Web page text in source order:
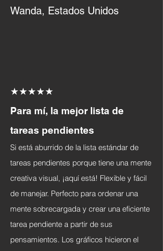
Wanda, Estados Unidos
★★★★★
Para mí, la mejor lista de
tareas pendientes
Si está aburrido de la lista estándar de
tareas pendientes porque tiene una mente
creativa visual, ¡aquí está! Flexible y fácil
de manejar. Perfecto para ordenar una
mente sobrecargada y crear una eficiente
tarea pendiente a partir de sus
pensamientos. Los gráficos hicieron el